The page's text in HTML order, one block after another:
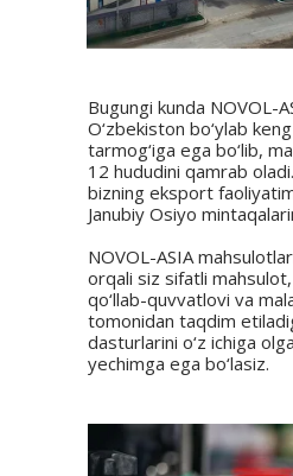
Bugungi kunda NOVOL-
O‘zbekiston bo‘ylab
tarmog‘iga ega bo‘lib,
12 hududini qamrab
bizning eksport
Janubiy Osiyo
NOVOL-ASIA
orqali siz sifatli
qo‘llab-quvvatlovi va
tomonidan taqdim
dasturlarini o‘z ichiga
yechimga ega bo‘lasiz.